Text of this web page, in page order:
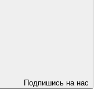
Подпишись на нас